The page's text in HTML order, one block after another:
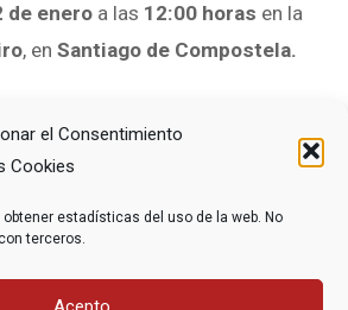
el Consentimiento
Cookies
estadísticas del uso de la web. No
terceros.
de enero a las 12:00 horas en la
, enSantiago de Compostela.
hace 28 años
como a nivel internacional.
de enero como el Día de la